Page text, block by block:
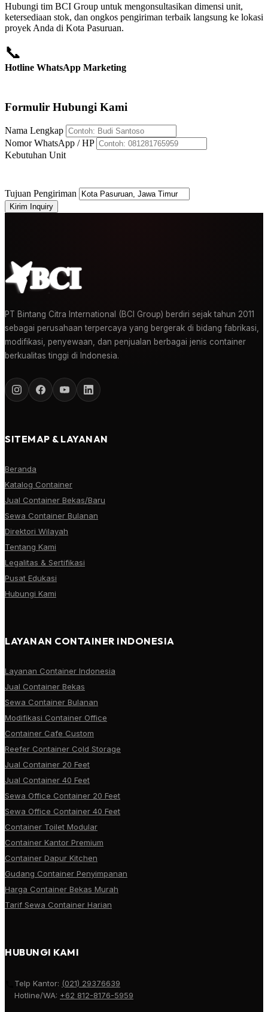
Hubungi tim BCI Group untuk mengonsultasikan dimensi unit,
ketersediaan stok, dan ongkos pengiriman terbaik langsung ke lokasi
proyek Anda di Kota Pasuruan.
📞
Hotline WhatsApp Marketing
Formulir Hubungi Kami
Nama Lengkap
Nomor WhatsApp / HP
Kebutuhan Unit
Tujuan Pengiriman
Kirim Inquiry
PT Bintang Citra International (BCI Group) berdiri sejak tahun 2011
sebagai perusahaan terpercaya yang bergerak di bidang fabrikasi,
modifikasi, penyewaan, dan penjualan berbagai jenis container
berkualitas tinggi di Indonesia.
SITEMAP & LAYANAN
Beranda
Katalog Container
Jual Container Bekas/Baru
Sewa Container Bulanan
Direktori Wilayah
Tentang Kami
Legalitas & Sertifikasi
Pusat Edukasi
Hubungi Kami
LAYANAN CONTAINER INDONESIA
Layanan Container Indonesia
Jual Container Bekas
Sewa Container Bulanan
Modifikasi Container Office
Container Cafe Custom
Reefer Container Cold Storage
Jual Container 20 Feet
Jual Container 40 Feet
Sewa Office Container 20 Feet
Sewa Office Container 40 Feet
Container Toilet Modular
Container Kantor Premium
Container Dapur Kitchen
Gudang Container Penyimpanan
Harga Container Bekas Murah
Tarif Sewa Container Harian
HUBUNGI KAMI
Telp Kantor: (021) 29376639
Hotline/WA: +62 812-8176-5959